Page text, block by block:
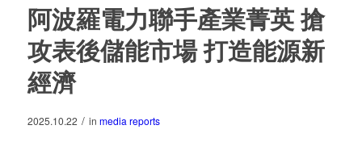
阿波羅電力聯手產業菁英 搶
攻表後儲能市場 打造能源新
經濟
2025.10.22 / in media reports